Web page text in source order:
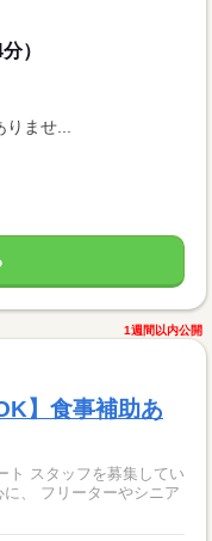
）
ませ...
1週間以内公開
】食事補助あ
ト スタッフを募集してい